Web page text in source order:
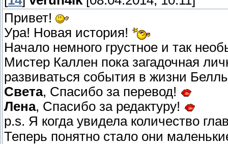
Привет!
Ура! Новая история!
Начало немного грустное и так
Мистер Каллен пока загадочная
развиваться события в жизни
Света, Спасибо за перевод!
Лена, Спасибо за редактуру!
p.s. Я когда увидела количество
Теперь понятно стало они